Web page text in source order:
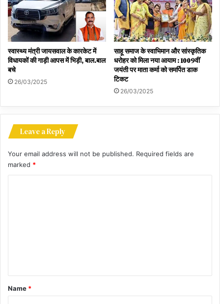
स्वास्थ्य मंत्री जायसवाल के कारकेट में
विधायकों की गाड़ी आपस में भिड़ी, बाल.बाल
बचे
26/03/2025
साहू समाज के स्वाभिमान और सांस्कृतिक
धरोहर को मिला नया आयाम : 1009वीं
जयंती पर माता कर्मा को समर्पित डाक
टिकट
26/03/2025
Leave a Reply
Your email address will not be published. Required fields are
marked *
*
Name *